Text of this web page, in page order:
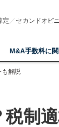
定 セカンドオピ
M&A手数料に
も解説
制